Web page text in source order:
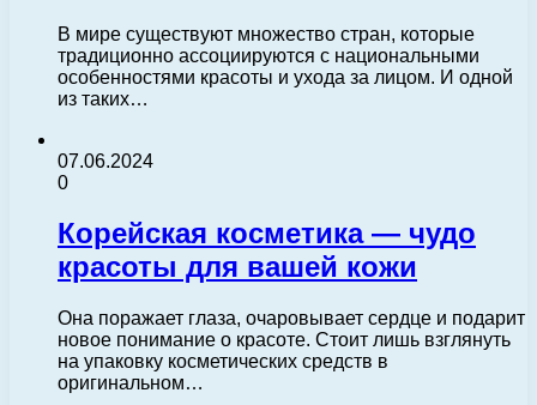
В мире существуют множество стран, которые
традиционно ассоциируются с национальными
особенностями красоты и ухода за лицом. И одной
из таких…
07.06.2024
0
Корейская косметика — чудо
красоты для вашей кожи
Она поражает глаза, очаровывает сердце и подарит
новое понимание о красоте. Стоит лишь взглянуть
на упаковку косметических средств в
оригинальном…